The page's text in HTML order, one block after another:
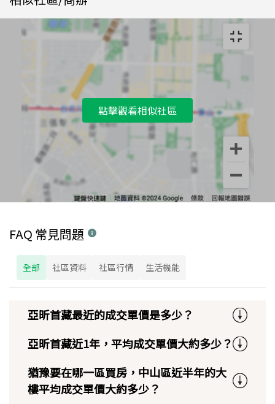
點擊觀看相似社區
FAQ 常見問題
全部 社區資料 社區行情 生活機能
亞昕首藏最近的成交單價是多少？
亞昕首藏近1年，平均成交單價大約多少？
猶豫要在哪一區買房，中山區近半年的大
樓平均成交單價大約多少？